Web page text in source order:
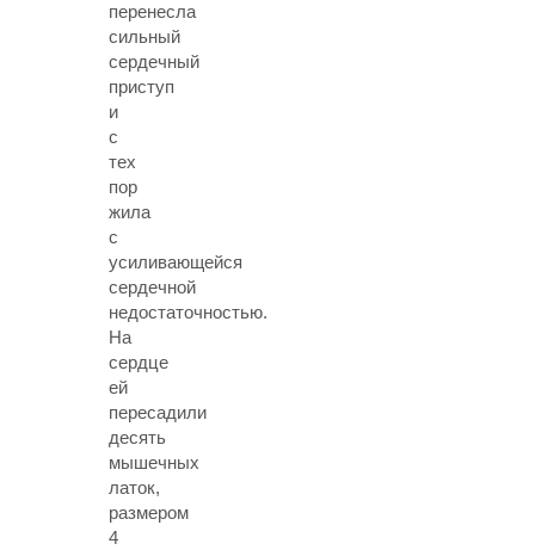
перенесла
сильный
сердечный
приступ
и
с
тех
пор
жила
с
усиливающейся
сердечной
недостаточностью.
На
сердце
ей
пересадили
десять
мышечных
латок,
размером
4